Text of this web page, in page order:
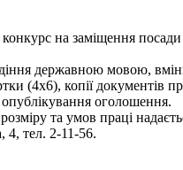
на заміщення
державною мовою,
копії документів
оголошення.
та умов праці
4, тел. 2-11-56.